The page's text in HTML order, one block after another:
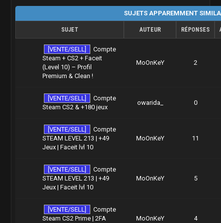
SUJETS APPAREMMENT
SUJET AUTEUR RÉPONSES
[VENTE/SELL]
Compte
Steam + CS2 + Faceit
(Level 10) – Profil
Premium & Clean !
MoOnKeY 2
[VENTE/SELL]
Compte
Steam CS2 & +180 jeux
owarida_ 0
[VENTE/SELL]
Compte
STEAM LEVEL 213 | +49
Jeux | Faceit lvl 10
MoOnKeY 11
[VENTE/SELL]
Compte
STEAM LEVEL 213 | +49
Jeux | Faceit lvl 10
MoOnKeY 5
[VENTE/SELL]
Compte
Steam CS2 Prime | 2FA
MoOnKeY 4